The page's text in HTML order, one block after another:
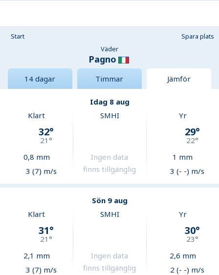
Start
Spara plats
Väder
Pagno
14 dagar Timmar Jämför
Idag 8 aug
Klart
32°
21°
0,8 mm
3 (7) m/s
SMHI
Ingen data
finns tillgänglig
Yr
29°
22°
1 mm
3 (- -) m/s
Sön 9 aug
Klart
31°
21°
2,1 mm
3 (7) m/s
SMHI
Ingen data
finns tillgänglig
Yr
30°
23°
2,6 mm
2 (- -) m/s